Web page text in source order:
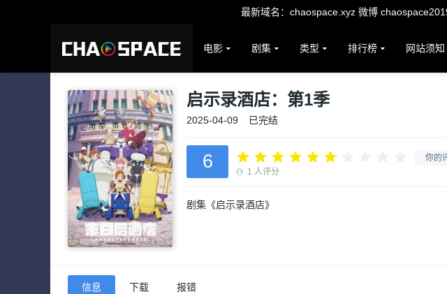
最新域名：chaospace.xyz 微博
电影 剧集 类型 排行榜 网站须知
启示录酒店：第1季
2025-04-09 已完结
你的
6 1 人评分
剧集《启示录酒店》
信息 下载 报错